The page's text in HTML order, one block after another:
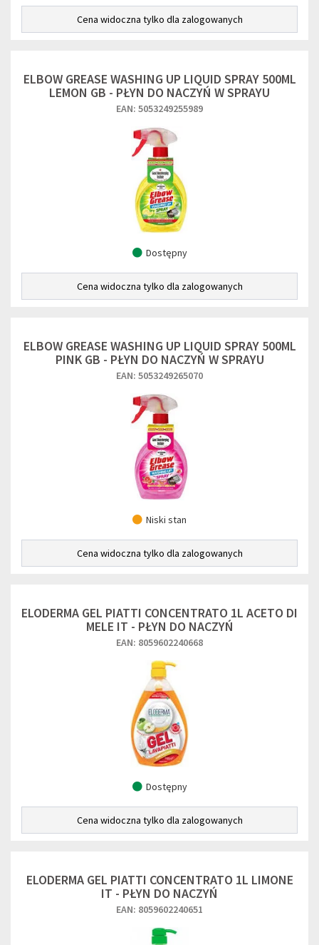
Cena widoczna tylko dla zalogowanych
ELBOW GREASE WASHING UP LIQUID SPRAY 500ML
LEMON GB - PŁYN DO NACZYŃ W SPRAYU
EAN: 5053249255989
Dostępny
Cena widoczna tylko dla zalogowanych
ELBOW GREASE WASHING UP LIQUID SPRAY 500ML
PINK GB - PŁYN DO NACZYŃ W SPRAYU
EAN: 5053249265070
Niski stan
Cena widoczna tylko dla zalogowanych
ELODERMA GEL PIATTI CONCENTRATO 1L ACETO DI
MELE IT - PŁYN DO NACZYŃ
EAN: 8059602240668
Dostępny
Cena widoczna tylko dla zalogowanych
ELODERMA GEL PIATTI CONCENTRATO 1L LIMONE
IT - PŁYN DO NACZYŃ
EAN: 8059602240651